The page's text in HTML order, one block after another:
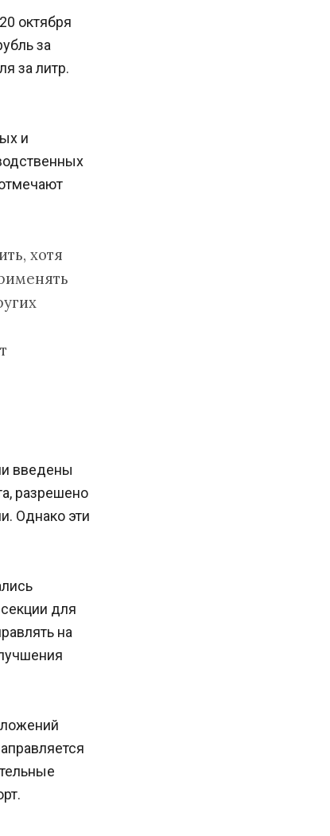
октября
за
за литр.
и
хотя
введены
разрешено
Однако эти
для
на